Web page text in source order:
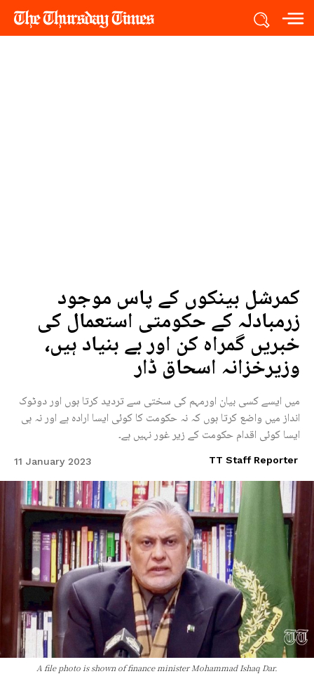
کمرشل بینکوں کے پاس موجود
زرمبادلہ کے حکومتی استعمال کی
خبریں گمراہ کن اور بے بنیاد ہیں،
وزیرخزانہ اسحاق ڈار
میں ایسے کسی بیان اورمہم کی سختی سے تردید کرتا ہوں اور دوٹوک
انداز میں واضع کرتا ہوں کہ نہ حکومت کا کوئی ایسا ارادہ ہے اور نہ ہی
ایسا کوئی اقدام حکومت کے زیر غور نہیں ہے۔
TT Staff Reporter
11 January 2023
A file photo is shown of finance minister Mohammad Ishaq Dar.